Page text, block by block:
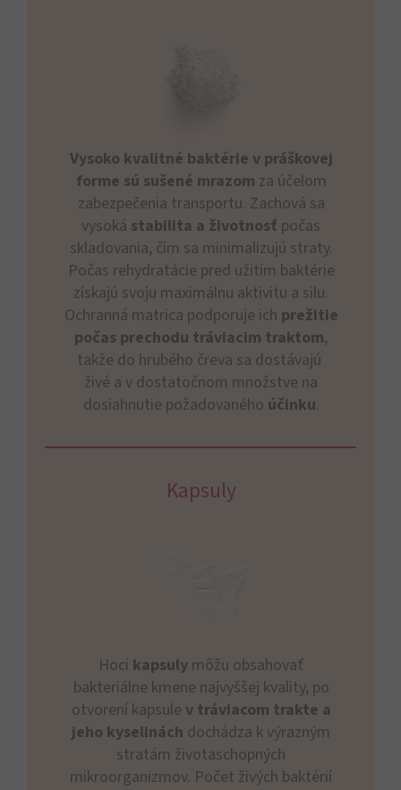
Vysoko kvalitné baktérie v práškovej
forme sú sušené mrazom za účelom
zabezpečenia transportu. Zachová sa
vysoká stabilita a životnosť počas
skladovania, čím sa minimalizujú straty.
Počas rehydratácie pred užitím baktérie
získajú svoju maximálnu aktivitu a silu.
Ochranná matrica podporuje ich prežitie
počas prechodu tráviacim traktom,
takže do hrubého čreva sa dostávajú
živé a v dostatočnom množstve na
dosiahnutie požadovaného účinku.
Kapsuly
Hoci kapsuly môžu obsahovať
bakteriálne kmene najvyššej kvality, po
otvorení kapsule v tráviacom trakte a
jeho kyselinách dochádza k výrazným
stratám životaschopných
mikroorganizmov. Počet živých baktérií